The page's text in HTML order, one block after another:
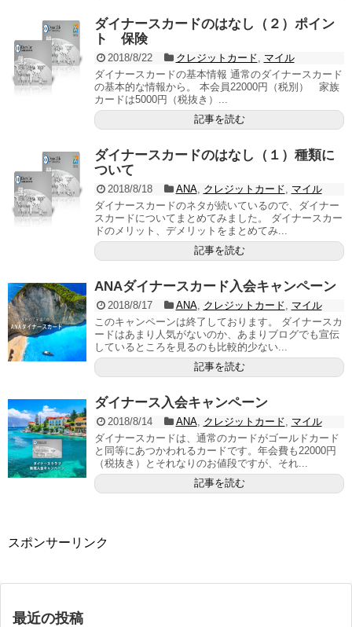
ダイナースカードのはなし（２）ポイン
ト 保険
2018/8/22 クレジットカード
マイル
ダイナースカードの基本情報 通常のダイナースカード
の基本的な情報から。 本会員22000円（税別） 家族
カードは5000円（税抜き）...
記事を読む
ダイナースカードのはなし（１）種類に
ついて
2018/8/18 ANA, クレジットカード
マイル
ダイナースカードのネタが続いているので、ダイナー
スカードについてまとめてみました。 ダイナースカー
ドのメリット、デメリットをまとめてみ...
記事を読む
ANAダイナースカード入会キャンペーン
2018/8/17 ANA, クレジットカード
マイル
このキャンペーンは終了しております。 ダイナースカ
ードはあまり人気がないのか、あまりブログでも宣伝
しているところを見るのも比較的少ない...
記事を読む
ダイナース入会キャンペーン
2018/8/14 ANA, クレジットカード
マイル
ダイナースカードは、通常のカードがゴールドカード
と同等にあつかわれるカードです。年会費も22000円
（税抜き）とそれなりのお値段ですが、それ...
記事を読む
スポンサーリンク
最近の投稿